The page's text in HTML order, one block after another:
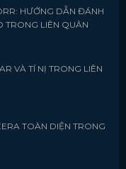
HƯỚNG DẪN ĐÁNH
TRONG LIÊN QUÂN
VÀ TÍ NỊ TRONG LIÊN
TOÀN DIỆN TRONG